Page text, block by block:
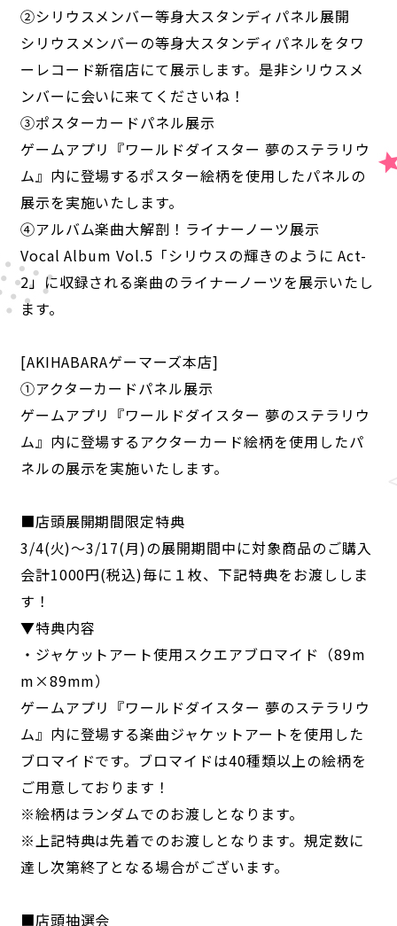
②シリウスメンバー等身大スタンディパネル展開
シリウスメンバーの等身大スタンディパネルをタワ
ーレコード新宿店にて展示します。是非シリウスメ
ンバーに会いに来てくださいね！
③ポスターカードパネル展示
ゲームアプリ『ワールドダイスター 夢のステラリウ
ム』内に登場するポスター絵柄を使用したパネルの
展示を実施いたします。
④アルバム楽曲大解剖！ライナーノーツ展示
Vocal Album Vol.5「シリウスの輝きのように Act-
2」に収録される楽曲のライナーノーツを展示いたし
ます。
[AKIHABARAゲーマーズ本店]
①アクターカードパネル展示
ゲームアプリ『ワールドダイスター 夢のステラリウ
ム』内に登場するアクターカード絵柄を使用したパ
ネルの展示を実施いたします。
■店頭展開期間限定特典
3/4(火)～3/17(月)の展開期間中に対象商品のご購入
会計1000円(税込)毎に１枚、下記特典をお渡ししま
す！
▼特典内容
・ジャケットアート使用スクエアブロマイド（89m
m×89mm）
ゲームアプリ『ワールドダイスター 夢のステラリウ
ム』内に登場する楽曲ジャケットアートを使用した
ブロマイドです。ブロマイドは40種類以上の絵柄を
ご用意しております！
※絵柄はランダムでのお渡しとなります。
※上記特典は先着でのお渡しとなります。規定数に
達し次第終了となる場合がございます。
■店頭抽選会